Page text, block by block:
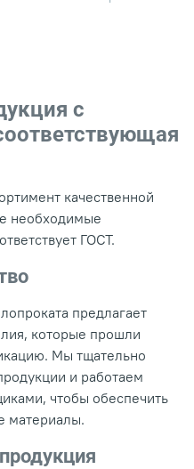
с
качественной
необходимые
ГОСТ.
предлагает
которые прошли
Мы тщательно
и работаем
чтобы обеспечить
материалы.